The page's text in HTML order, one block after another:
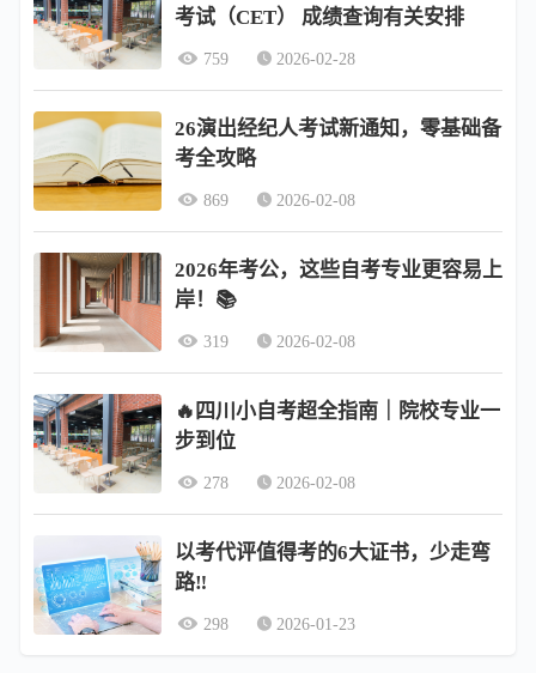
考试（CET） 成绩查询有关安排
759 2026-02-28
26演出经纪人考试新通知，零基础备
考全攻略
869 2026-02-08
2026年考公，这些自考专业更容易上
岸！📚
319 2026-02-08
🔥四川小自考超全指南｜院校专业一
步到位
278 2026-02-08
以考代评值得考的6大证书，少走弯
路‼️
298 2026-01-23